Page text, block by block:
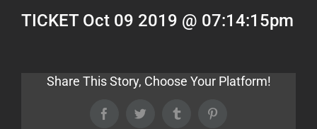
TICKET Oct 09 2019 @ 07:14:15pm
Share This Story, Choose Your Platform!
FacebookTwitter Tumblr